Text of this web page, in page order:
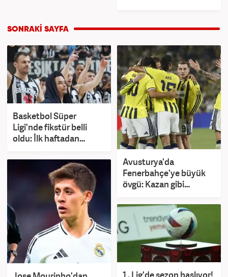
Basketbol Süper
Ligi'nde fikstür belli
oldu: İlk haftadan
Avusturya'da
Fenerbahçe'ye büyük
övgü: Kazan gibi